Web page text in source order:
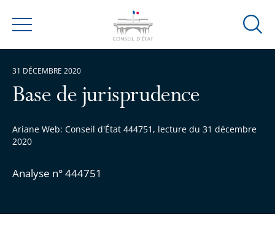
Menu
Ouvrir
Base de jurisprudence
Ariane Web: Conseil d'État 444751, lecture du 31 décembre
2020
Analyse n° 444751
31 DÉCEMBRE 2020